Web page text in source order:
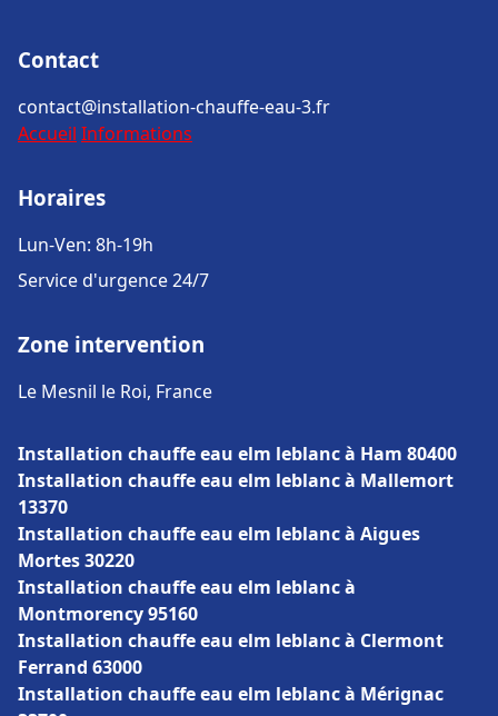
Contact
contact@installation-chauffe-eau-3.fr
Accueil Informations
Horaires
Lun-Ven: 8h-19h
Service d'urgence 24/7
Zone intervention
Le Mesnil le Roi, France
Installation chauffe eau elm leblanc à Ham 80400
Installation chauffe eau elm leblanc à Mallemort
13370
Installation chauffe eau elm leblanc à Aigues
Mortes 30220
Installation chauffe eau elm leblanc à
Montmorency 95160
Installation chauffe eau elm leblanc à Clermont
Ferrand 63000
Installation chauffe eau elm leblanc à Mérignac